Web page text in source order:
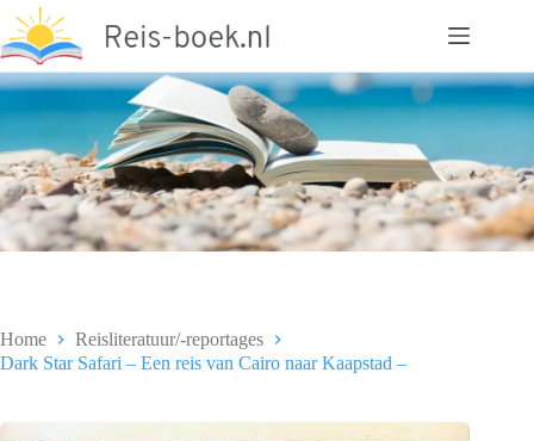
naar
de
inhoud
Home
Reisliteratuur/-reportages
Dark Star Safari – Een reis van Cairo naar Kaapstad –